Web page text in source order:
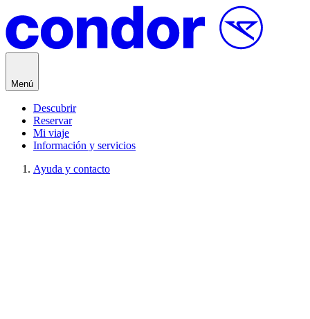
Menú
Descubrir
Reservar
Mi viaje
Información y servicios
Ayuda y contacto